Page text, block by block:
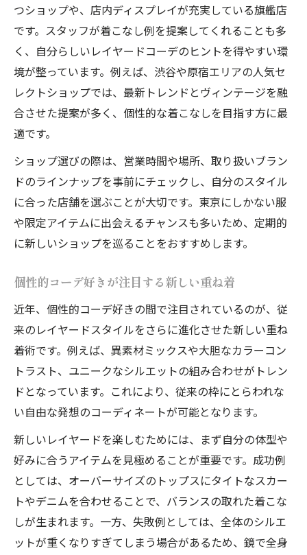
つショップや、店内ディスプレイが充実している旗艦店
です。スタッフが着こなし例を提案してくれることも多
く、自分らしいレイヤードコーデのヒントを得やすい環
境が整っています。例えば、渋谷や原宿エリアの人気セ
レクトショップでは、最新トレンドとヴィンテージを融
合させた提案が多く、個性的な着こなしを目指す方に最
適です。
ショップ選びの際は、営業時間や場所、取り扱いブラン
ドのラインナップを事前にチェックし、自分のスタイル
に合った店舗を選ぶことが大切です。東京にしかない服
や限定アイテムに出会えるチャンスも多いため、定期的
に新しいショップを巡ることをおすすめします。
個性的コーデ好きが注目する新しい重ね着
近年、個性的コーデ好きの間で注目されているのが、従
来のレイヤードスタイルをさらに進化させた新しい重ね
着術です。例えば、異素材ミックスや大胆なカラーコン
トラスト、ユニークなシルエットの組み合わせがトレン
ドとなっています。これにより、従来の枠にとらわれな
い自由な発想のコーディネートが可能となります。
新しいレイヤードを楽しむためには、まず自分の体型や
好みに合うアイテムを見極めることが重要です。成功例
としては、オーバーサイズのトップスにタイトなスカー
トやデニムを合わせることで、バランスの取れた着こな
しが生まれます。一方、失敗例としては、全体のシルエ
ットが重くなりすぎてしまう場合があるため、鏡で全身